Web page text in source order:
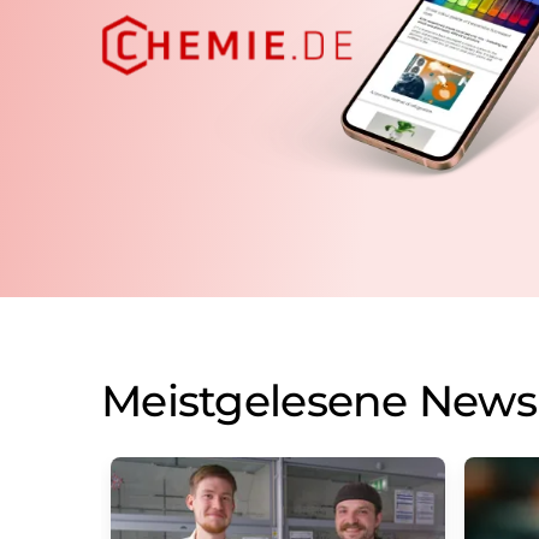
Meistgelesene News